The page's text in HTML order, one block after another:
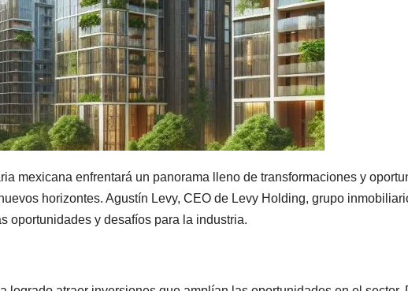
mexicana enfrentará un panorama lleno de transformaciones y
horizontes. Agustín Levy, CEO de Levy Holding, grupo
oportunidades y desafíos para la industria.